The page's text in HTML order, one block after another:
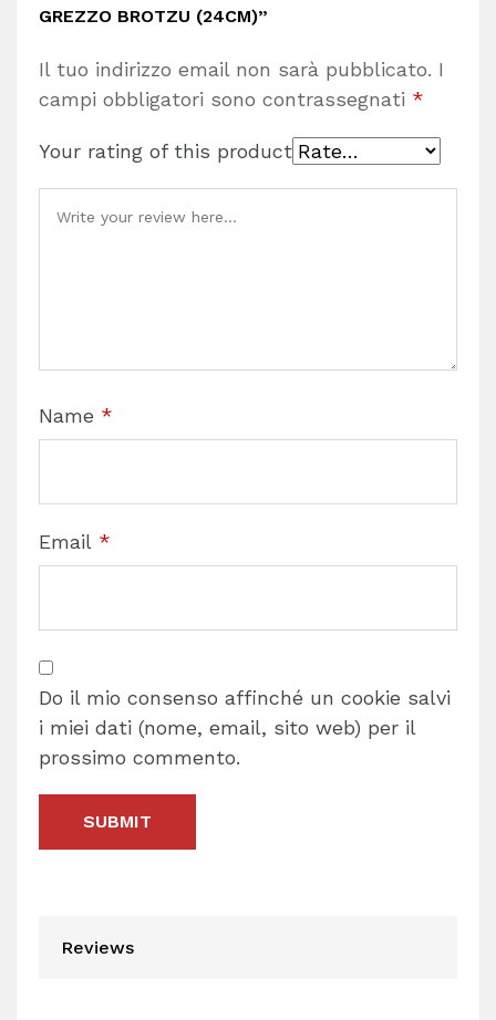
GREZZO BROTZU (24CM)”
Il tuo indirizzo email non sarà pubblicato. I
campi obbligatori sono contrassegnati *
Your rating of this product
Name *
Email *
Do il mio consenso affinché un cookie salvi
i miei dati (nome, email, sito web) per il
prossimo commento.
Reviews